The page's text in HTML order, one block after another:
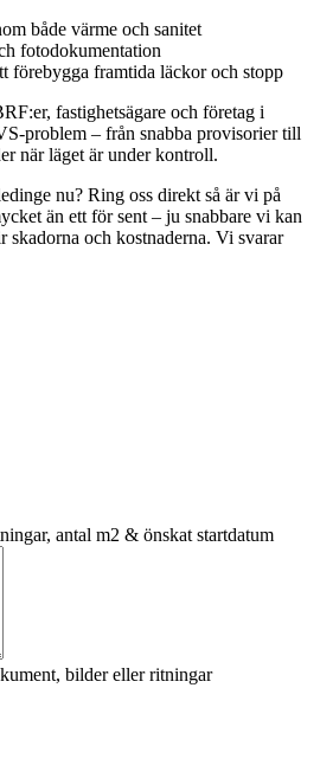
både värme och sanitet
fotodokumentation
förebygga framtida läckor och stopp
fastighetsägare och företag i
problem – från snabba provisorier till
när läget är under kontroll.
nu? Ring oss direkt så är vi på
än ett för sent – ju snabbare vi kan
skadorna och kostnaderna. Vi svarar
antal m2 & önskat startdatum
bilder eller ritningar